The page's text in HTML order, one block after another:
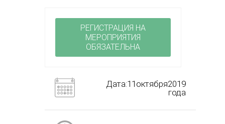
РЕГИСТРАЦИЯ НА
МЕРОПРИЯТИЯ
ОБЯЗАТЕЛЬНА
Дата:11октября2019
года